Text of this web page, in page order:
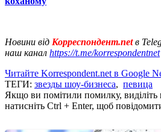
Новини від Корреспондент.netв
наш канал https://t.me/korrespondentnet
Читайте Korrespondent.net в Google
ТЕГИ: звезды шоу-бизнеса, певица
Якщо ви помітили помилку, виділіть
натисніть Ctrl + Enter, щоб